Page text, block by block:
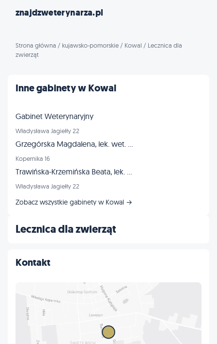
znajdzweterynarza.pl
Strona główna / kujawsko-pomorskie / Kowal / Lecznica dla
zwierząt
Lecznica dla zwierząt
Kontakt
Inne gabinety w Kowal
Gabinet Weterynaryjny
Władysława Jagiełły 22
Grzegórska Magdalena, lek. wet. Gabinet weterynaryjny
Kopernika 16
Trawińska-Krzemińska Beata, lek. wet. Gabinet
Władysława Jagiełły 22
Zobacz wszystkie gabinety w Kowal →